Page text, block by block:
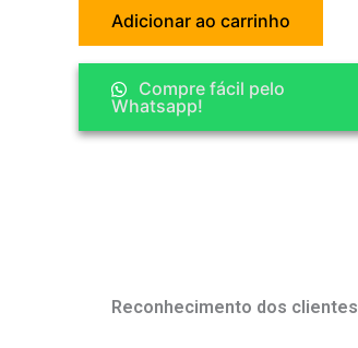
Adicionar ao carrinho
Compre fácil pelo
Whatsapp!
Reconhecimento dos clientes